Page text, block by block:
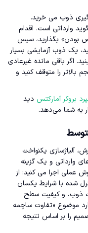
ذوب می خرید.
وارداتی است. اقدام
بودن» بگذارید، سپس
یک ذوب آزمایشی بسیار
اگر باقی مانده غیرعادی
را متوقف کنید و
بروکر آمارکتس دید
به شما می‌دهد.
آلیاژسازی یکنواخت
وارداتی و یک گزینه
اجرا می کنید: از
شده با شرایط یکسان
ذوب، و کیفیت سطح
موضوع «تفاوت ساچمه
را بر اساس نتیجه